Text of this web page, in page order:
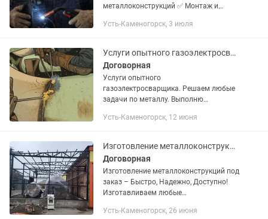
металлоконструкций ✅ Монтаж и
сложности ✅ Заборы, ворота, калитки
Усиление...
Усть-Каменогорск, 3 июля
Услуги опытного газоэлектросварщика. Решаем любые задачи по металлу
Договорная
Услуги опытного
газоэлектросварщика. Решаем любые
задачи по металлу. Выполню
гарантией качества: Строительство и
лестницы,...
Усть-Каменогорск, 12 июня
Изготовление металлоконструкций
Договорная
Изготовление металлоконструкций под
заказ – Быстро, Надежно, Доступно!
Изготавливаем любые
чертежам Ангары, навесы, заборы,
Усть-Каменогорск, 26 июня